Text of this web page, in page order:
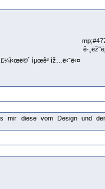
ê·¸ëž˜ë„
ìµœê³ ìž…ë‹ˆë‹¤
mir diese vom Design und